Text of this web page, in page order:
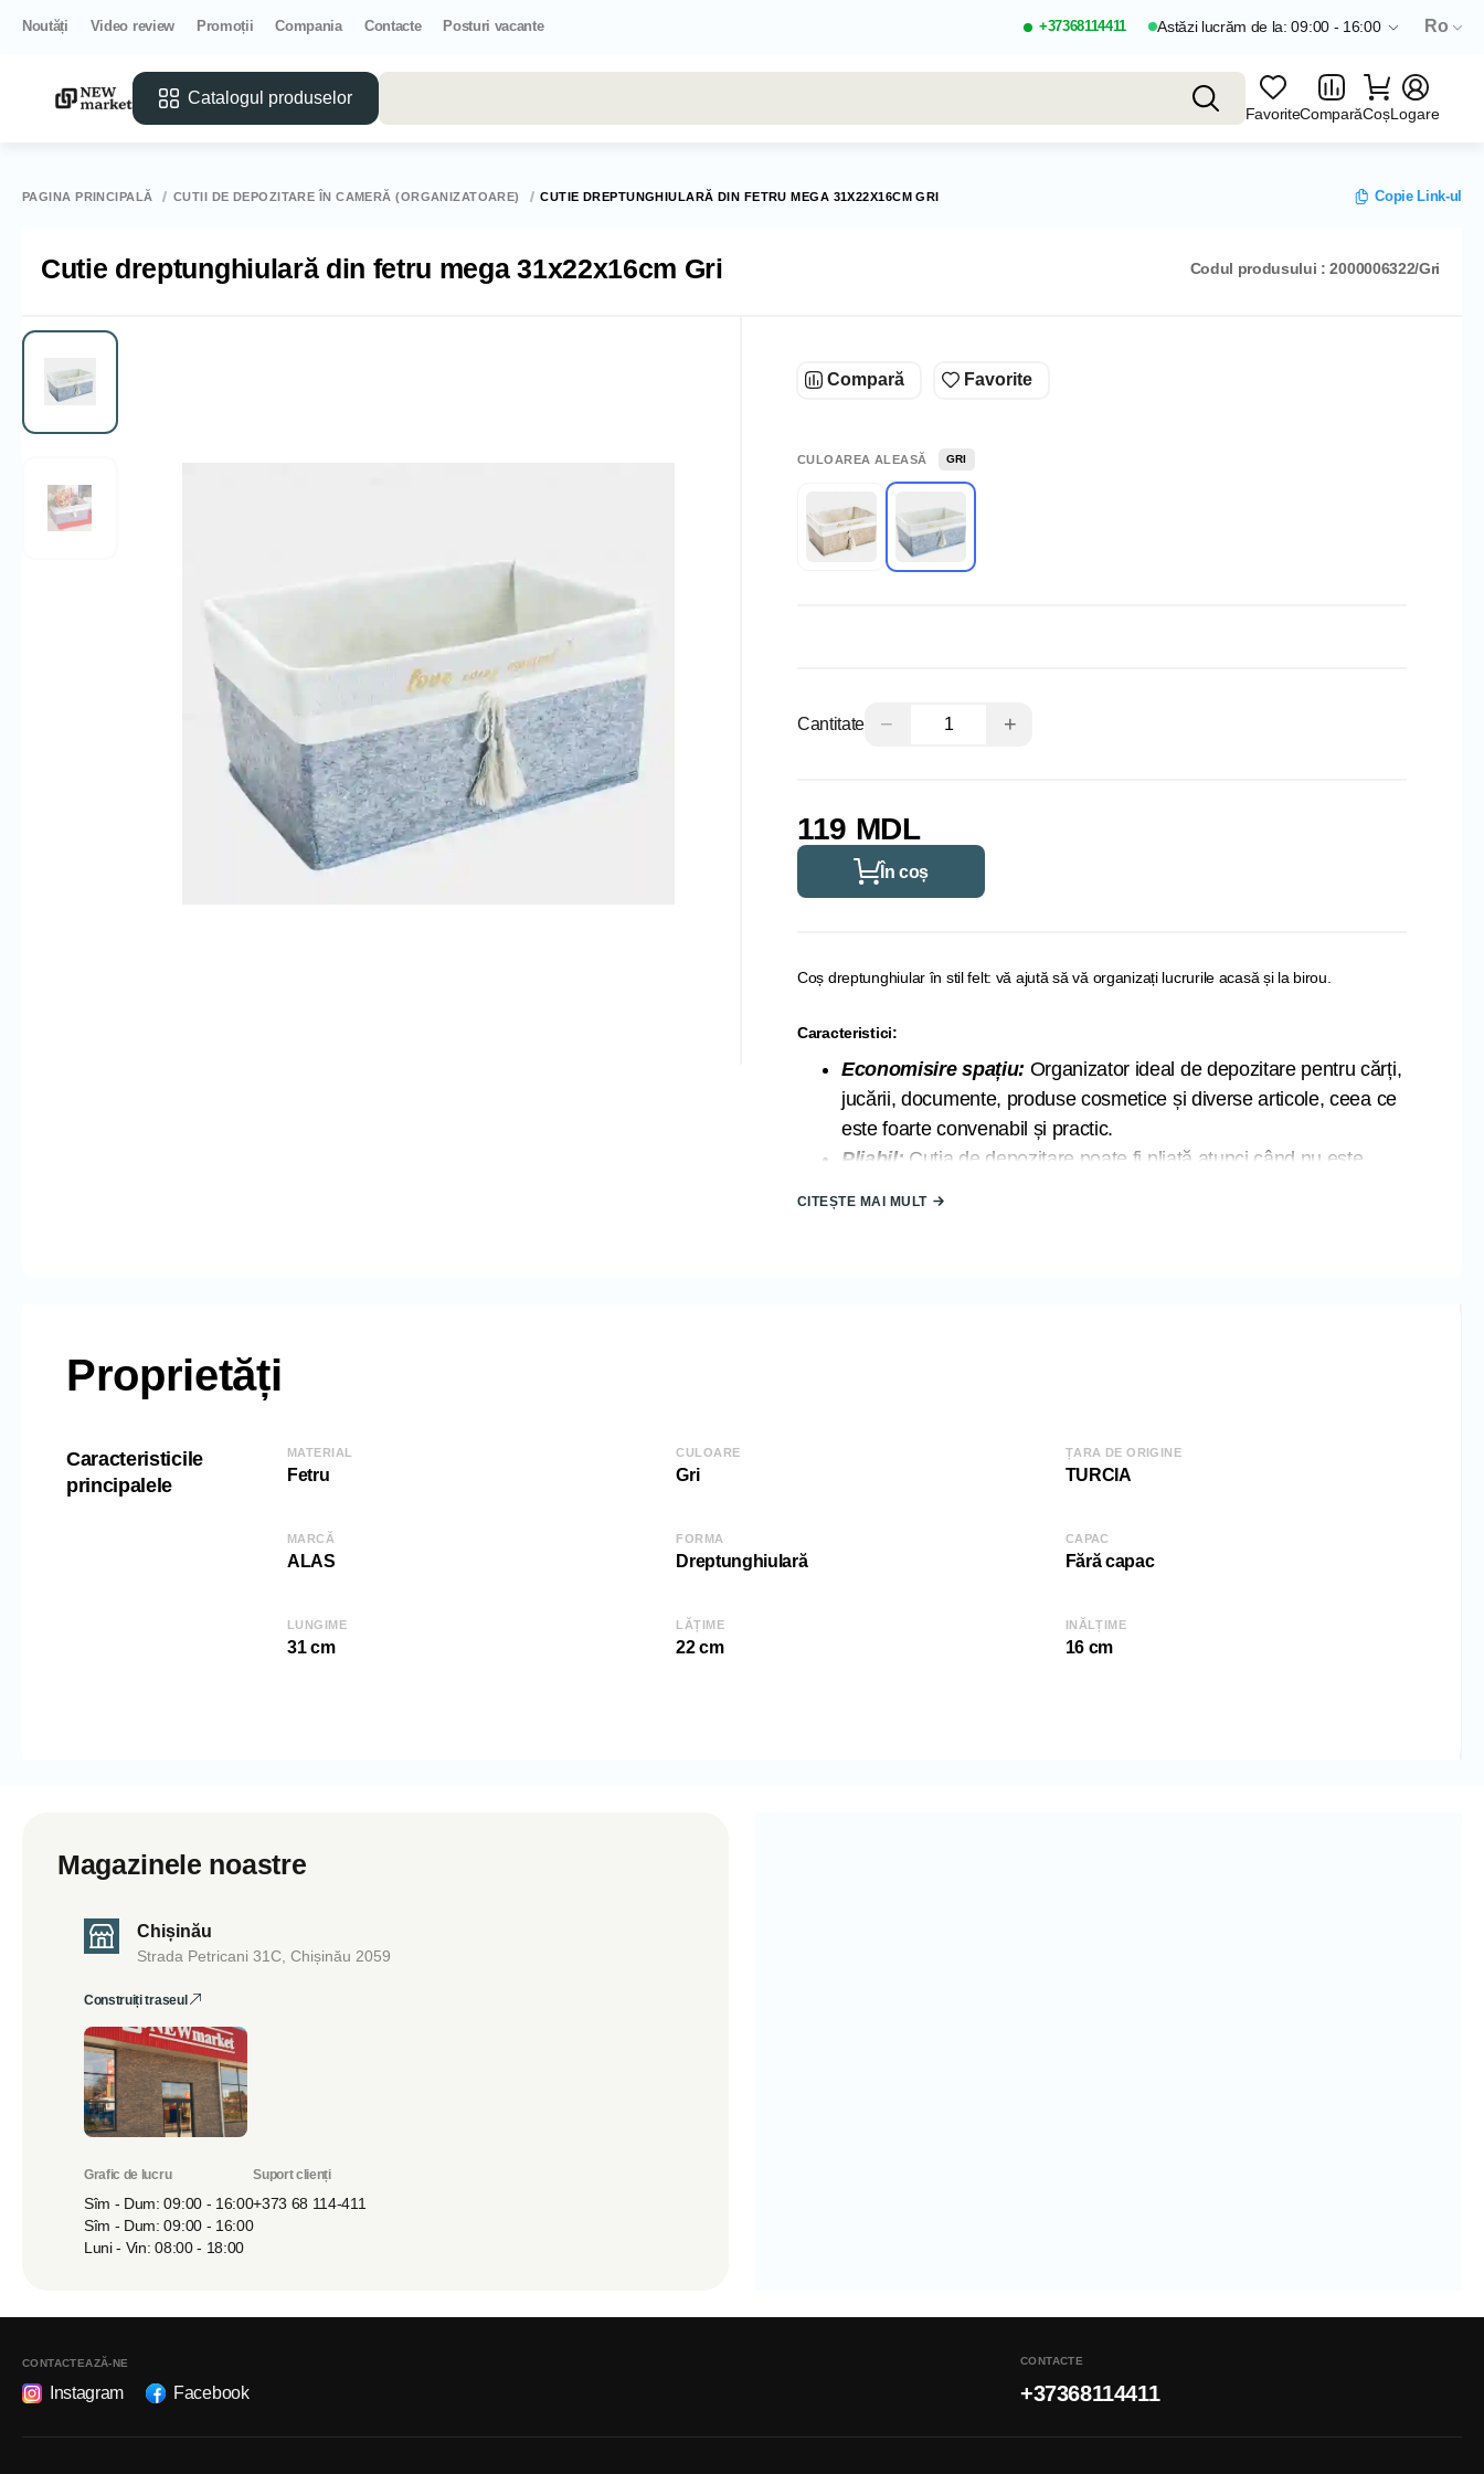
Noutăți Video review Promoții Compania Contacte Posturi vacante +37368114411 Astăzi lucrăm de la: 09:00 - 16:00 Ro
Catalogul produselor
FavoriteComparăCoșLogare
PAGINA PRINCIPALĂ CUTII DE DEPOZITARE ÎN CAMERĂ (ORGANIZATOARE) CUTIE DREPTUNGHIULARĂ DIN FETRU MEGA 31X22X16CM GRI Copie Link-ul
Cutie dreptunghiulară din fetru mega 31x22x16cm Gri Codul produsului : 2000006322/Gri
Compară Favorite
CULOAREA ALEASĂ GRI
Cantitate − +
119 MDL
În coș
Coș dreptunghiular în stil felt: vă ajută să vă organizați lucrurile acasă și la birou.
Caracteristici:
Economisire spațiu: Organizator ideal de depozitare pentru cărți,
jucării, documente, produse cosmetice și diverse articole, ceea ce
este foarte convenabil și practic.
Pliabil: Cutia de depozitare poate fi pliată atunci când nu este
CITEȘTE MAI MULT
Proprietăți
Caracteristicile
principalele
MATERIAL
Fetru
CULOARE
Gri
ȚARA DE ORIGINE
TURCIA
MARCĂ
ALAS
FORMA
Dreptunghiulară
CAPAC
Fără capac
LUNGIME
31 cm
LĂȚIME
22 cm
INĂLȚIME
16 cm
Magazinele noastre
Chișinău
Strada Petricani 31C, Chișinău 2059
Construiți traseul
Grafic de lucru
Sîm - Dum: 09:00 - 16:00
Sîm - Dum: 09:00 - 16:00
Luni - Vin: 08:00 - 18:00
Suport clienți
+373 68 114-411
CONTACTEAZĂ-NE
Instagram Facebook
CONTACTE
+37368114411